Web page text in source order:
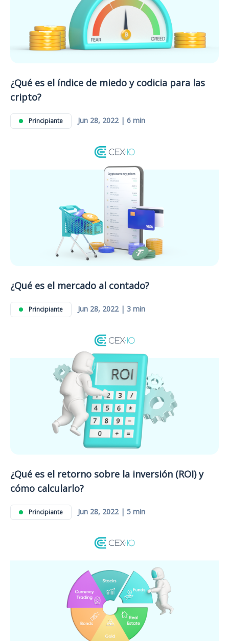
¿Qué es el índice de miedo y codicia para las
cripto?
Principiante Jun 28, 2022 | 6 min
¿Qué es el mercado al contado?
Principiante Jun 28, 2022 | 3 min
¿Qué es el retorno sobre la inversión (ROI) y
cómo calcularlo?
Principiante Jun 28, 2022 | 5 min